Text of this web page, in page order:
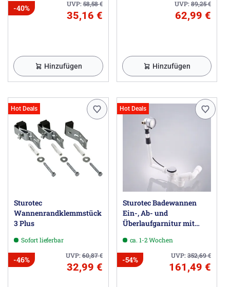
UVP:58,58€
-40%
35,16 €
Hinzufügen
UVP:89,25€
62,99 €
Hinzufügen
Hot Deals
Sturotec
Wannenrandklemmstück
3 Plus
Sofort lieferbar
UVP:60,87€
-46%
32,99 €
Hot Deals
Sturotec Badewannen
Ein-, Ab- und
Überlaufgarnitur mit
ca. 1-2 Wochen
UVP:352,69€
-54%
161,49 €